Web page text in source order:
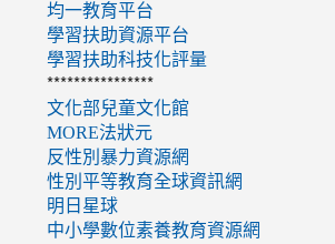
均一教育平台
學習扶助資源平台
學習扶助科技化評量
****************
文化部兒童文化館
MORE法狀元
反性別暴力資源網
性別平等教育全球資訊網
明日星球
中小學數位素養教育資源網